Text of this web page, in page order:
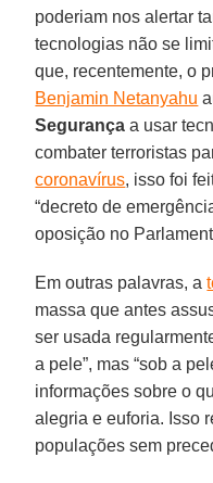
poderiam nos alertar
tecnologias não se
que, recentemente, o
Benjamin Netanyahu
Segurança a usar
combater terroristas
coronavírus, isso foi
“decreto de
oposição no
Em outras palavras, a
massa que antes
ser usada
a pele”, mas “sob a
informações sobre o
alegria e euforia. Isso
populações sem